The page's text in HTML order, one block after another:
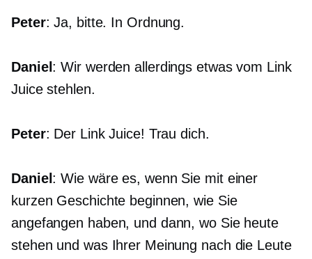
Peter: Ja, bitte. In Ordnung.
Daniel : Wir werden allerdings etwas vom Link
Juice stehlen.
Peter: Der Link Juice! Trau dich.
Daniel : Wie wäre es, wenn Sie mit einer
kurzen Geschichte beginnen, wie Sie
angefangen haben, und dann, wo Sie heute
stehen und was Ihrer Meinung nach die Leute